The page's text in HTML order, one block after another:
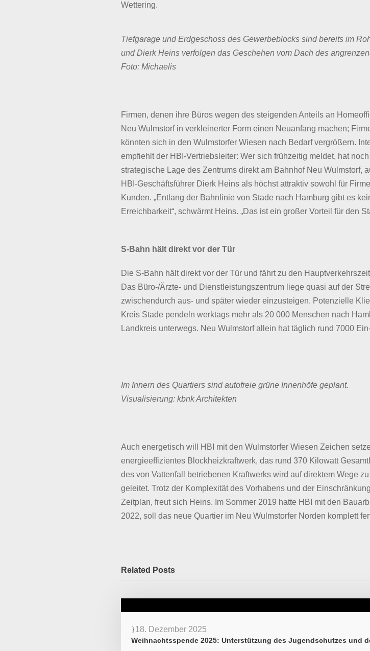
Wettering.
Tiefgarage und Erdgeschoss des Gewerbeblocks sind bereits im
und Dierk Heins verfolgen das Geschehen vom Dach des
Foto: Michaelis
Firmen, denen ihre Büros wegen des steigenden Anteils an
Neu Wulmstorf in verkleinerter Form einen Neuanfang machen;
könnten sich in den Wulmstorfer Wiesen nach Bedarf vergrößern.
empfiehlt der HBI-Vertriebsleiter: Wer sich frühzeitig meldet, hat
strategische Lage des Zentrums direkt am Bahnhof Neu Wulmstorf,
HBI-Geschäftsführer Dierk Heins als höchst attraktiv sowohl für
Kunden. „Entlang der Bahnlinie von Stade nach Hamburg gibt es
Erreichbarkeit“, schwärmt Heins. „Das ist ein großer Vorteil für den
S-Bahn hält direkt vor der Tür
Die S-Bahn hält direkt vor der Tür und fährt zu den
Das Büro-/Ärzte- und Dienstleistungszentrum liege quasi auf der
zwischendurch aus- und später wieder einzusteigen. Potenzielle
Kreis Stade pendeln werktags mehr als 20 000 Menschen nach
Landkreis unterwegs. Neu Wulmstorf allein hat täglich rund 7000
Im Innern des Quartiers sind autofreie grüne Innenhöfe geplant.
Visualisierung: kbnk Architekten
Auch energetisch will HBI mit den Wulmstorfer Wiesen Zeichen
energieeffizientes Blockheizkraftwerk, das rund 370 Kilowatt
des von Vattenfall betriebenen Kraftwerks wird auf direktem Wege
geleitet. Trotz der Komplexität des Vorhabens und der
Zeitplan, freut sich Heins. Im Sommer 2019 hatte HBI mit den
2022, soll das neue Quartier im Neu Wulmstorfer Norden komplett
Related Posts
18. Dezember 2025
Weihnachtsspende 2025: Unterstützung des Jugendschutzes und